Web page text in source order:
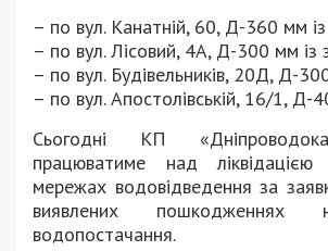
– по вул. Канатній, 60, Д-360 мм
– по вул. Лісовий, 4А, Д-300 мм із
– по вул. Будівельників, 20Д, Д-
– по вул. Апостолівській, 16/1, Д-
Сьогодні КП
працюватиме над
мережах водовідведення за
виявлених пошкодженнях
водопостачання.